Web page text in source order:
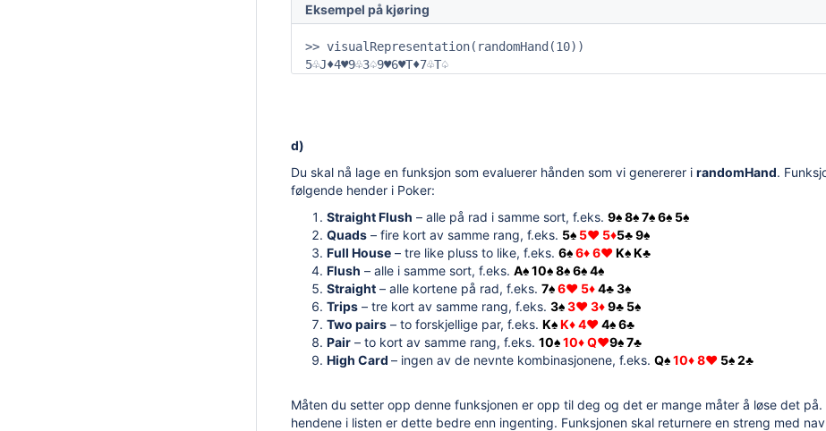
Eksempel på kjøring
>> visualRepresentation(randomHand(10))
5♧J♦4♥9♧3♤9♥6♥T♦7♧T♤
d)
Du skal nå lage en funksjon som evaluerer hånden som vi genererer i randomHand.
følgende hender i Poker:
Straight Flush – alle på rad i samme sort, f.eks. 9♠ 8♠ 7♠ 6♠ 5♠
Quads – fire kort av samme rang, f.eks. 5♠ 5♥ 5♦5♣ 9♠
Full House – tre like pluss to like, f.eks. 6♠6♦ 6♥K♠ K♣
Flush – alle i samme sort, f.eks. A♠ 10♠ 8♠ 6♠ 4♠
Straight – alle kortene på rad, f.eks. 7♠6♥ 5♦4♣ 3♠
Trips – tre kort av samme rang, f.eks. 3♠3♥ 3♦9♣ 5♠
Two pairs – to forskjellige par, f.eks. K♠K♦ 4♥4♠ 6♣
Pair – to kort av samme rang, f.eks. 10♠10♦ Q♥9♠ 7♣
High Card – ingen av de nevnte kombinasjonene, f.eks. Q♠10♦ 8♥ 5♠ 2♣
Måten du setter opp denne funksjonen er opp til deg og det er mange måter å løse det
hendene i listen er dette bedre enn ingenting. Funksjonen skal returnere en streng med